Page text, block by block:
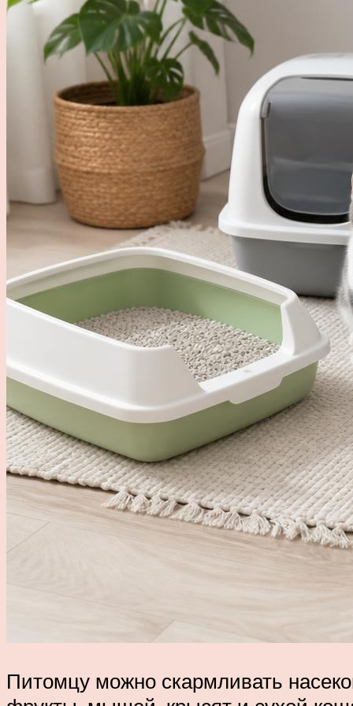
Питомцу можно скармливать